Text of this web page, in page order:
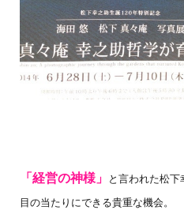
「経営の神様」
と言われた松
目の当たりにできる貴重な機会。